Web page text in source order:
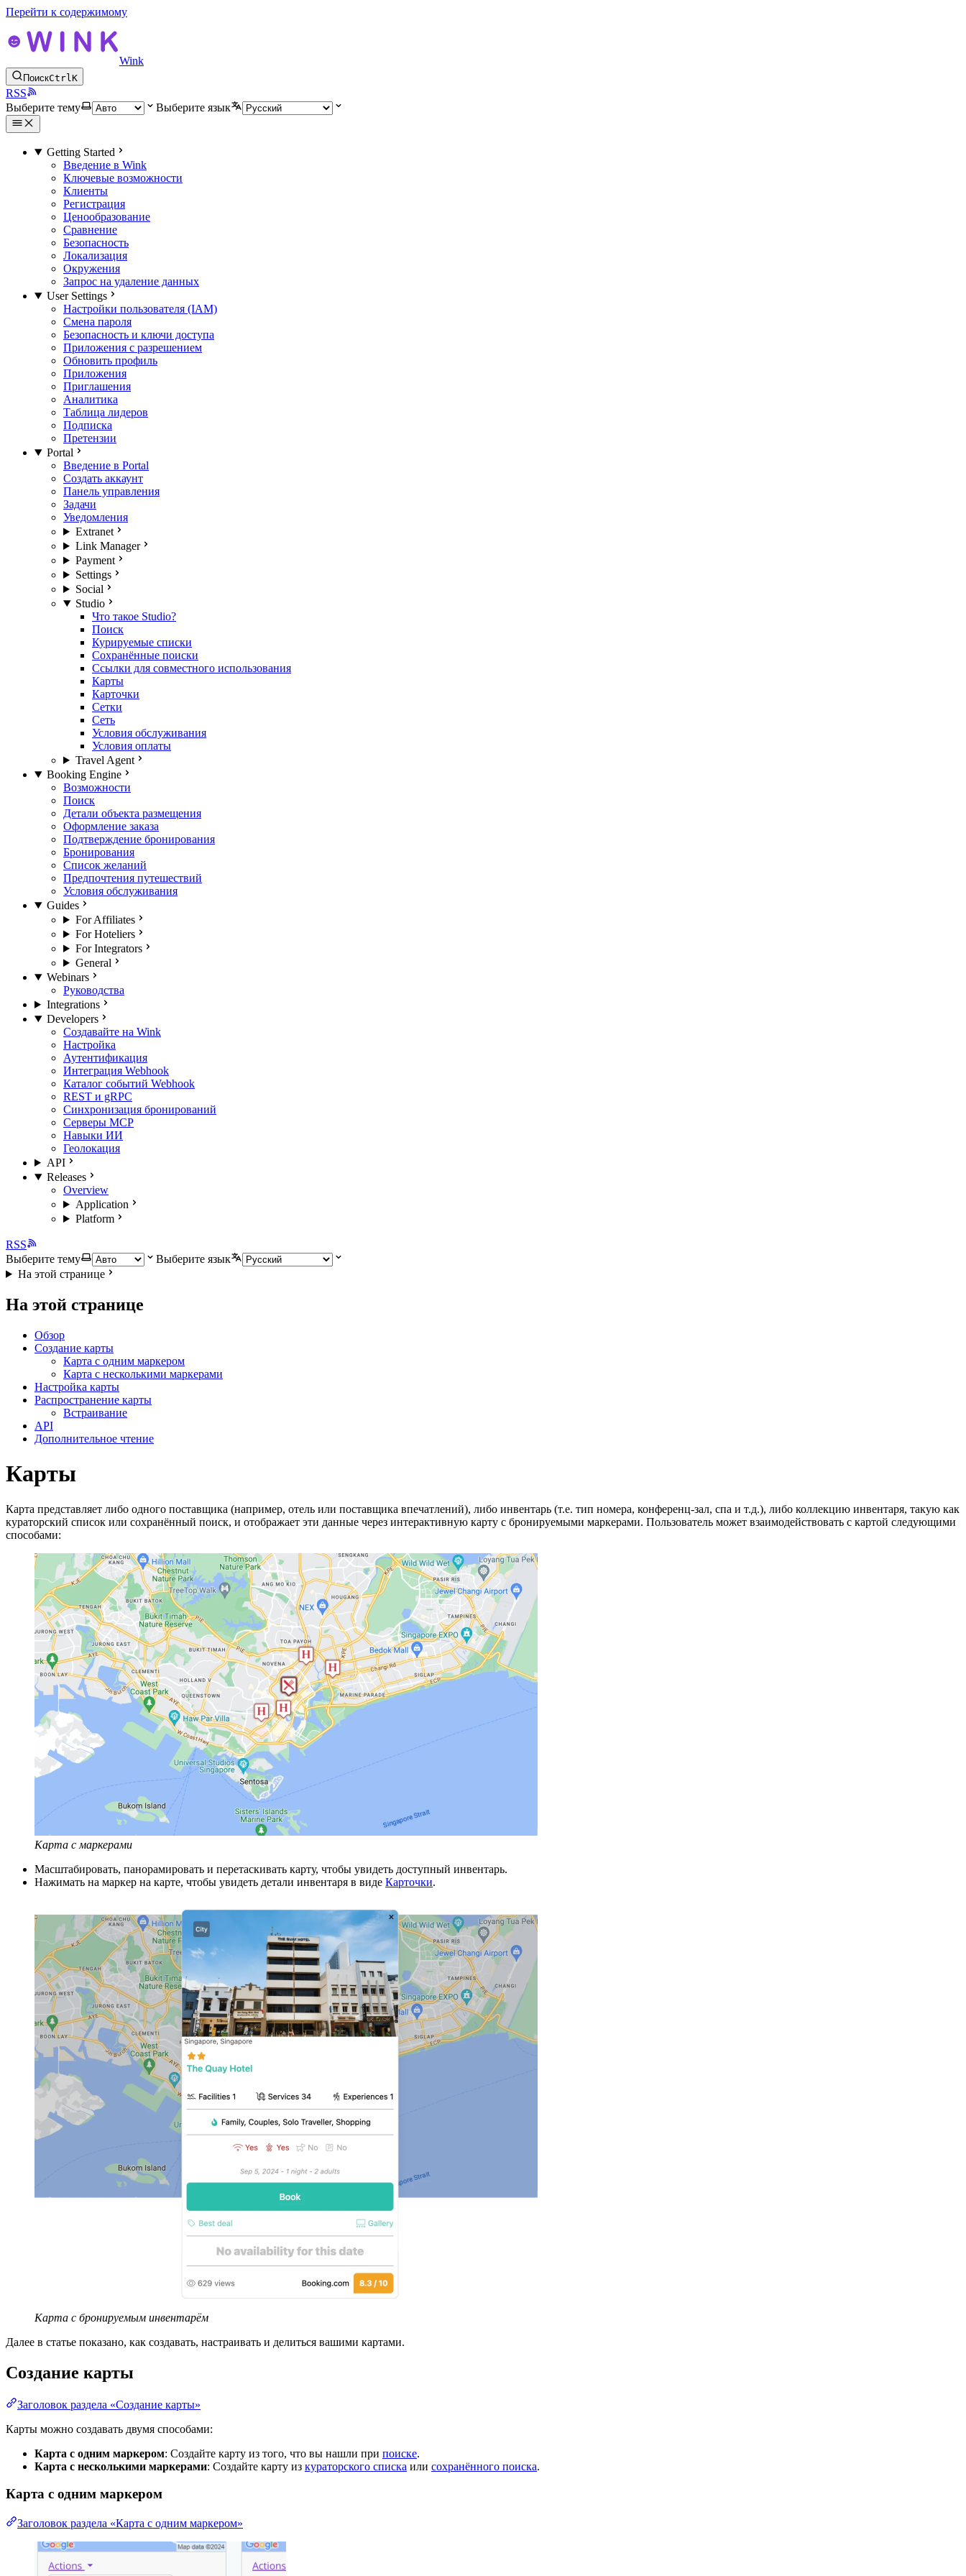
Перейти к содержимому
Wink
ПоискCtrlK
RSS
Выберите тему
Выберите язык
Getting Started
Введение в Wink
Ключевые возможности
Клиенты
Регистрация
Ценообразование
Сравнение
Безопасность
Локализация
Окружения
Запрос на удаление данных
User Settings
Настройки пользователя (IAM)
Смена пароля
Безопасность и ключи доступа
Приложения с разрешением
Обновить профиль
Приложения
Приглашения
Аналитика
Таблица лидеров
Подписка
Претензии
Portal
Введение в Portal
Создать аккаунт
Панель управления
Задачи
Уведомления
Extranet
Link Manager
Payment
Settings
Social
Studio
Что такое Studio?
Поиск
Курируемые списки
Сохранённые поиски
Ссылки для совместного использования
Карты
Карточки
Сетки
Сеть
Условия обслуживания
Условия оплаты
Travel Agent
Booking Engine
Возможности
Поиск
Детали объекта размещения
Оформление заказа
Подтверждение бронирования
Бронирования
Список желаний
Предпочтения путешествий
Условия обслуживания
Guides
For Affiliates
For Hoteliers
For Integrators
General
Webinars
Руководства
Integrations
Developers
Создавайте на Wink
Настройка
Аутентификация
Интеграция Webhook
Каталог событий Webhook
REST и gRPC
Синхронизация бронирований
Серверы MCP
Навыки ИИ
Геолокация
API
Releases
Overview
Application
Platform
RSS
Выберите тему
Выберите язык
На этой странице
На этой странице
Обзор
Создание карты
Карта с одним маркером
Карта с несколькими маркерами
Настройка карты
Распространение карты
Встраивание
API
Дополнительное чтение
Карты
Карта представляет либо одного поставщика (например, отель или поставщика впечатлений), либо инвентарь (т.е. тип номера, конференц-зал, спа и т.д.), либо коллекцию инвентаря, такую как
кураторский список или сохранённый поиск, и отображает эти данные через интерактивную карту с бронируемыми маркерами. Пользователь может взаимодействовать с картой следующими
способами:
Карта с маркерами
Масштабировать, панорамировать и перетаскивать карту, чтобы увидеть доступный инвентарь.
Нажимать на маркер на карте, чтобы увидеть детали инвентаря в виде Карточки.
Карта с бронируемым инвентарём
Далее в статье показано, как создавать, настраивать и делиться вашими картами.
Создание карты
Заголовок раздела «Создание карты»
Карты можно создавать двумя способами:
Карта с одним маркером: Создайте карту из того, что вы нашли при поиске.
Карта с несколькими маркерами: Создайте карту из кураторского списка или сохранённого поиска.
Карта с одним маркером
Заголовок раздела «Карта с одним маркером»